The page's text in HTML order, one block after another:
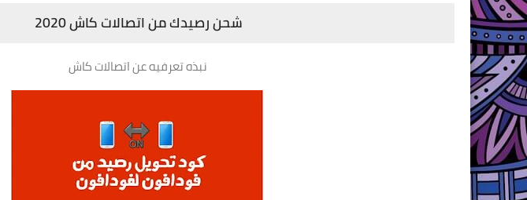
شحن رصيدك من اتصالات كاش 2020
نبذه تعرفيه عن اتصالات كاش